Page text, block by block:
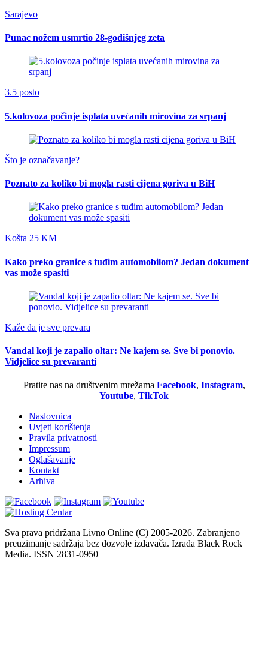
Sarajevo
Punac nožem usmrtio 28-godišnjeg zeta
3.5 posto
5.kolovoza počinje isplata uvećanih mirovina za srpanj
Što je označavanje?
Poznato za koliko bi mogla rasti cijena goriva u BiH
Košta 25 KM
Kako preko granice s tuđim automobilom? Jedan dokument
vas može spasiti
Kaže da je sve prevara
Vandal koji je zapalio oltar: Ne kajem se. Sve bi ponovio.
Vidjelice su prevaranti
Pratite nas na društvenim mrežama Facebook, Instagram,
Youtube, TikTok
Naslovnica
Uvjeti korištenja
Pravila privatnosti
Impressum
Oglašavanje
Kontakt
Arhiva
Sva prava pridržana Livno Online (C) 2005-2026. Zabranjeno
preuzimanje sadržaja bez dozvole izdavača. Izrada Black Rock
Media. ISSN 2831-0950